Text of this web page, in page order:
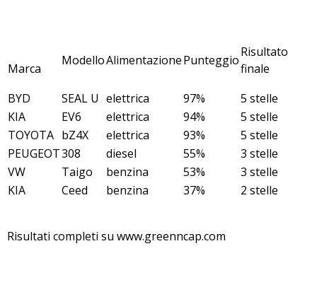
Marca
ModelloAlimentazionePunteggio
Risultato
finale
BYD
SEAL U elettrica 97%
5 stelle
KIA
EV6 elettrica 94%
5 stelle
TOYOTA bZ4X elettrica 93%
5 stelle
PEUGEOT308 diesel 55%
3 stelle
VW
Taigo benzina 53%
3 stelle
KIA
Ceed benzina 37% 2 stelle
Risultati completi su www.greenncap.com